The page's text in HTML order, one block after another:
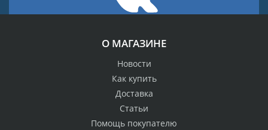
О МАГАЗИНЕ
Новости
Как купить
Доставка
Статьи
Помощь покупателю